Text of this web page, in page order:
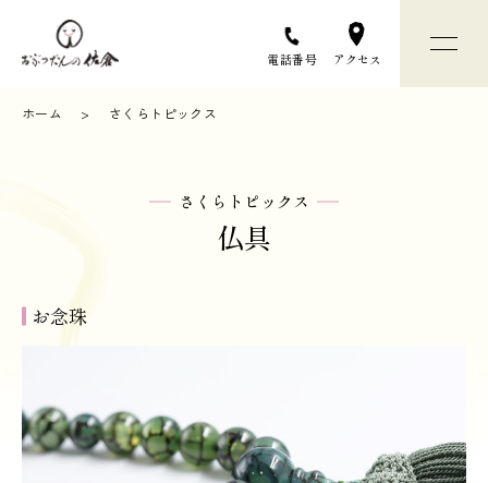
電話番号 アクセス
お問い合わせ
ホーム さくらトピックス
さくらトピックス
仏具
お念珠